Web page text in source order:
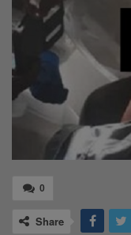
0
Share